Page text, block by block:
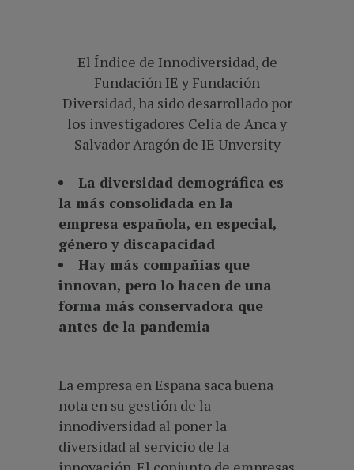
El Índice de Innodiversidad, de
Fundación IE y Fundación
Diversidad, ha sido desarrollado por
los investigadores Celia de Anca y
Salvador Aragón de IE Unversity
La diversidad demográfica es
la más consolidada en la
empresa española, en especial,
género y discapacidad
Hay más compañías que
innovan, pero lo hacen de una
forma más conservadora que
antes de la pandemia
La empresa en España saca buena
nota en su gestión de la
innodiversidad al poner la
diversidad al servicio de la